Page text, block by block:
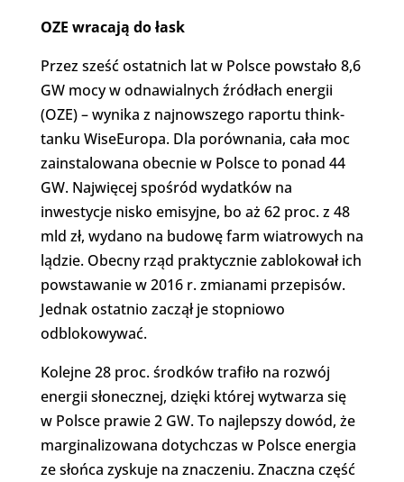
OZE wracają do łask
Przez sześć ostatnich lat w Polsce powstało 8,6
GW mocy w odnawialnych źródłach energii
(OZE) – wynika z najnowszego raportu think-
tanku WiseEuropa. Dla porównania, cała moc
zainstalowana obecnie w Polsce to ponad 44
GW. Najwięcej spośród wydatków na
inwestycje nisko emisyjne, bo aż 62 proc. z 48
mld zł, wydano na budowę farm wiatrowych na
lądzie. Obecny rząd praktycznie zablokował ich
powstawanie w 2016 r. zmianami przepisów.
Jednak ostatnio zaczął je stopniowo
odblokowywać.
Kolejne 28 proc. środków trafiło na rozwój
energii słonecznej, dzięki której wytwarza się
w Polsce prawie 2 GW. To najlepszy dowód, że
marginalizowana dotychczas w Polsce energia
ze słońca zyskuje na znaczeniu. Znaczna część